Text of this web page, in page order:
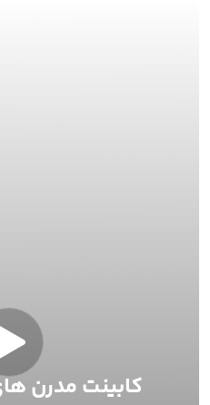
کابینت مدرن